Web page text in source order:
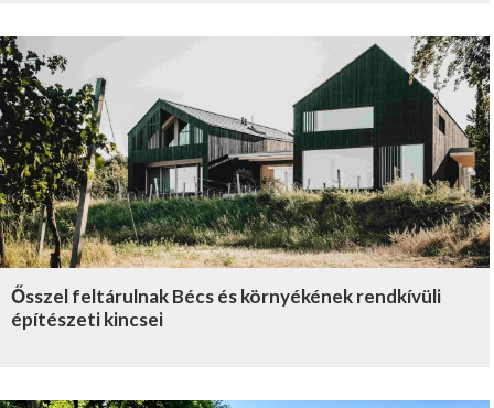
Ősszel feltárulnak Bécs és környékének rendkívüli
építészeti kincsei